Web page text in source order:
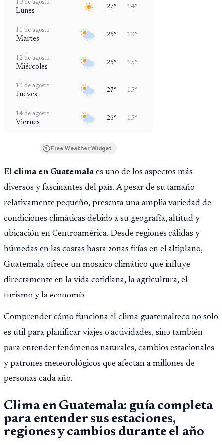
10 de agosto
Lunes
27° 14°
11 de agosto
Martes
26° 13°
12 de agosto
Miércoles
26° 15°
13 de agosto
Jueves
27° 15°
14 de agosto
Viernes
26° 15°
Free Weather Widget
El clima en Guatemalaes uno de los aspectos más
diversos y fascinantes del país. A pesar de su tamaño
relativamente pequeño, presenta una amplia variedad de
condiciones climáticas debido a su geografía, altitud y
ubicación en Centroamérica. Desde regiones cálidas y
húmedas en las costas hasta zonas frías en el altiplano,
Guatemala ofrece un mosaico climático que influye
directamente en la vida cotidiana, la agricultura, el
turismo y la economía.
Comprender cómo funciona el clima guatemalteco no solo
es útil para planificar viajes o actividades, sino también
para entender fenómenos naturales, cambios estacionales
y patrones meteorológicos que afectan a millones de
personas cada año.
Clima en Guatemala: guía completa
para entender sus estaciones,
regiones y cambios durante el año